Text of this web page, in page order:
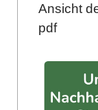
Ansicht
pdf